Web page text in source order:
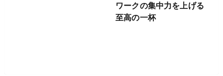
ワークの集中力を上げる
至高の一杯